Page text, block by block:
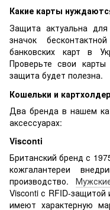
Какие карты
Защита актуальна
значок
банковских карт в
Проверьте свои
защита будет полезна.
Кошельки и
Два бренда в нашем
аксессуарах:
Visconti
Британский бренд с
кожгалантереи
производство.
Visconti с RFID-защитой
имеют характерную